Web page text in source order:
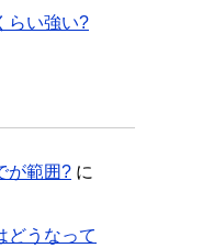
らい強い?
が範囲? に
どうなって